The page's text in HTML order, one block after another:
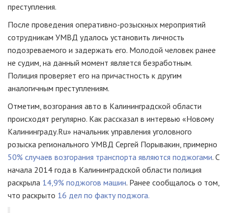
преступления.
После проведения оперативно-розыскных мероприятий
сотрудникам УМВД удалось установить личность
подозреваемого и задержать его. Молодой человек ранее
не судим, на данный момент является безработным.
Полиция проверяет его на причастность к другим
аналогичным преступлениям.
Отметим, возгорания авто в Калининградской области
происходят регулярно. Как рассказал в интервью «Новому
Калининграду.Ru» начальник управления уголовного
розыска регионального УМВД Сергей Порывакин, примерно
50% случаев возгорания транспорта являются поджогами. С
начала 2014 года в Калининградской области полиция
раскрыла 14,9% поджогов машин. Ранее сообщалось о том,
что раскрыто 16 дел по факту поджога.